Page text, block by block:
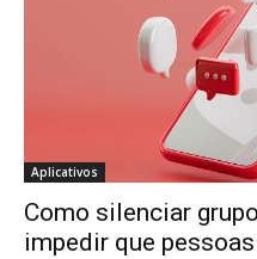
Aplicativos
Como silenciar
impedir que